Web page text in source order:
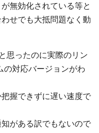
無効化されている等と
せでも大抵問題なく動
思ったのに実際のリン
の対応バージョンがわ
握できずに遅い速度で
がある訳でもないので